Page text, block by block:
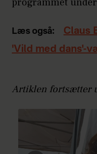
programmet
Læs også:
Claus
'Vild med dans'-
Artiklen fortsætter